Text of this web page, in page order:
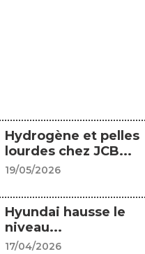
Hydrogène et pelles
lourdes chez JCB...
19/05/2026
Hyundai hausse le
niveau...
17/04/2026